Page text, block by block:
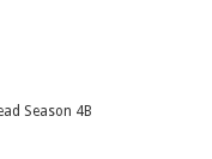
Season 4B